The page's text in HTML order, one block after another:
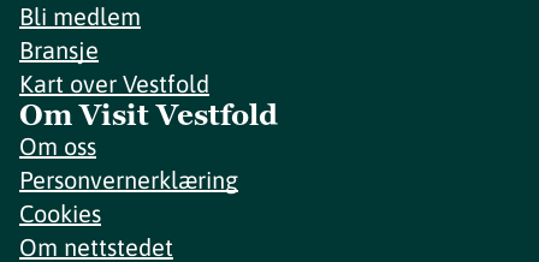
Bli medlem
Bransje
Kart over Vestfold
Om Visit Vestfold
Om oss
Personvernerklæring
Cookies
Om nettstedet